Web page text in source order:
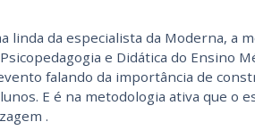
linda da especialista da Moderna, a
e Didática do Ensino
falando da importância de
E é na metodologia ativa que o
.